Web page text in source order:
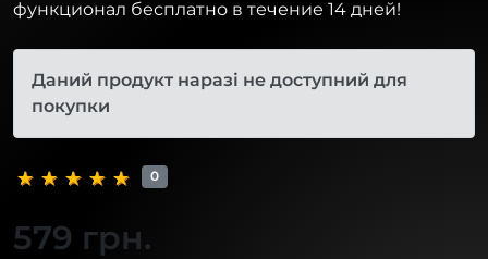
функционал бесплатно в течение 14 дней!
Даний продукт наразі не доступний для
покупки
0
579 грн.